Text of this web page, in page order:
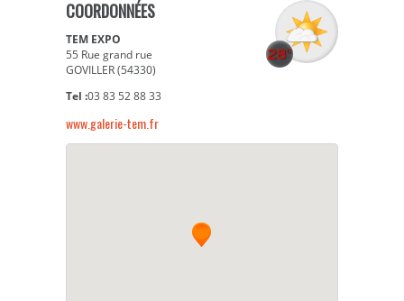
COORDONNÉES
TEM EXPO
55 Rue grand rue
GOVILLER (54330)
Tel :03 83 52 88 33
www.galerie-tem.fr